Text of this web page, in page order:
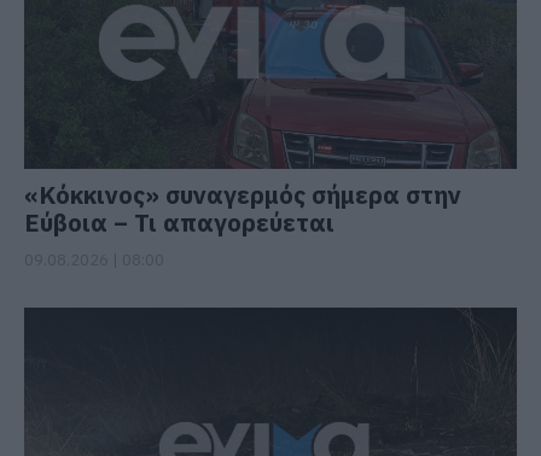
«Κόκκινος» συναγερμός σήμερα στην
Εύβοια – Τι απαγορεύεται